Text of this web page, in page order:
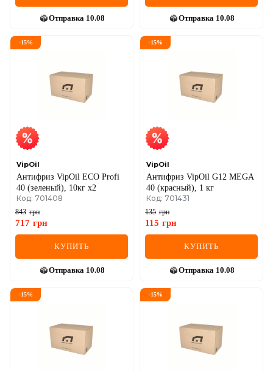
Отправка 10.08 Отправка 10.08
-15%
VipOil
Антифриз VipOil ECO Profi
40 (зеленый), 10кг х2
Код: 701408
843 грн
717 грн
КУПИТЬ
Отправка 10.08
-15%
VipOil
Антифриз VipOil G12 MEGA
40 (красный), 1 кг
Код: 701431
135 грн
115 грн
КУПИТЬ
Отправка 10.08
-15% -15%